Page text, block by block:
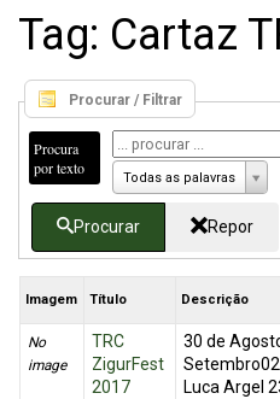
Tag: Cartaz
Procurar / Filtrar
Procura
por texto
Todas as palavras
Procurar Repor
Imagem Título Descrição
No
image
TRC
ZigurFest
2017
30 de
Luca Argel